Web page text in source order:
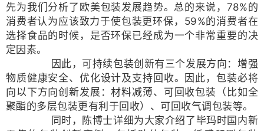
先为我们分析了欧美包装发展趋势。总的来说，78%的
消费者认为应该致力于使包装更环保，59%的消费者在
选择食品的时候，是否环保已经成为一个非常重要的决
定因素。
因此，可持续包装创新有三个发展方向：增强
物质健康安全、优化设计及支持回收。因此，包装必将
向以下方向创新发展：材料减薄、可回收包装（比如全
聚酯的多层包装更有利于回收）、可回收气调包装等。
同时，陈博士详细为大家介绍了毕玛时国内新